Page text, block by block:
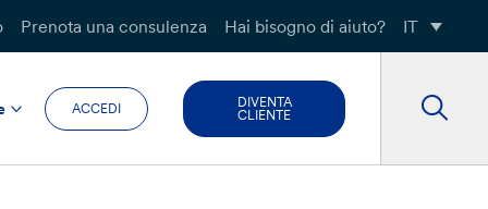
Prenota una consulenza Hai bisogno di aiuto? IT
ACCEDI
DIVENTA
CLIENTE